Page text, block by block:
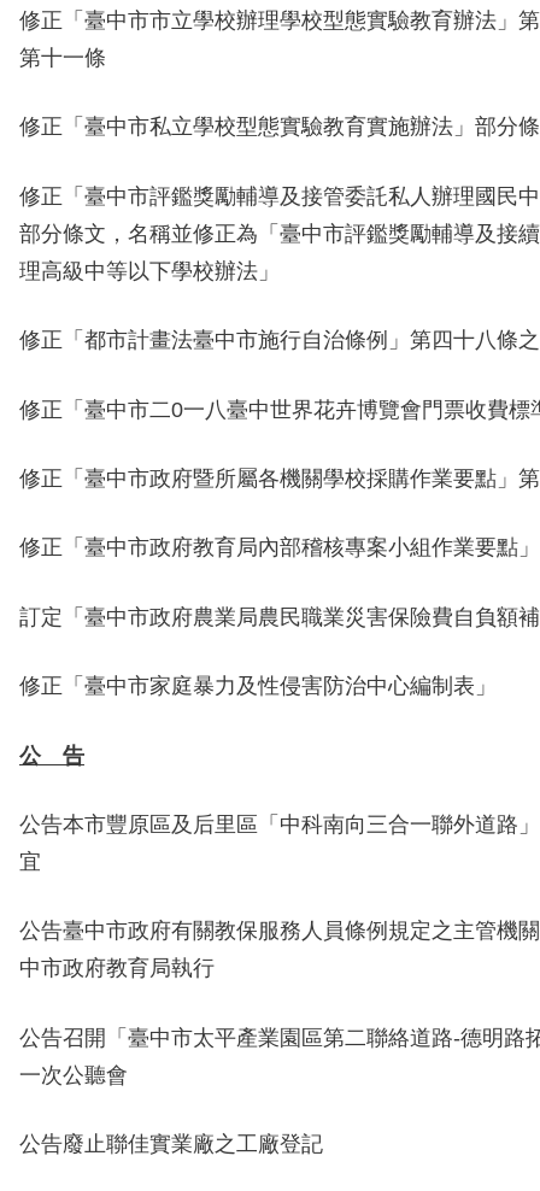
修正「 臺中市市立學校辦理學校型態實驗教育辦法」
第十一條
修正「 臺中市私立學校型態實驗教育實施辦法」部分
修正「 臺中市評鑑獎勵輔導及接管委託私人辦理國民
部分條文，名稱並修正為「臺中市評鑑獎勵輔導及接
理高級中等以下學校辦法」
修正「都市計畫法臺中市施行自治條例」第四十八條
修正「臺中市二0一八臺中世界花卉博覽會門票收費標
修正「臺中市政府暨所屬各機關學校採購作業要點」
修正「臺中市政府教育局內部稽核專案小組作業要點」
訂定「臺中市政府農業局農民職業災害保險費自負額
修正「臺中市家庭暴力及性侵害防治中心編制表」
公 告
公告本市豐原區及后里區「中科南向三合一聯外道路
宜
公告臺中市政府有關教保服務人員條例規定之主管機
中市政府教育局執行
公告召開「臺中市太平產業園區第二聯絡道路-德明路
一次公聽會
公告廢止聯佳實業廠之工廠登記